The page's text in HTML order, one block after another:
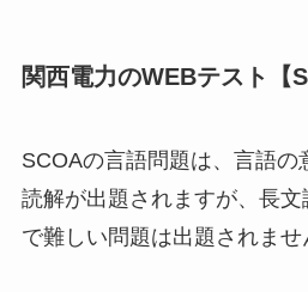
関西電力のWEBテスト【
SCOAの言語問題は、言語の
読解が出題されますが、長文
で難しい問題は出題されませ